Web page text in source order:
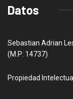
Datos
Sebastian Adrian
(M.P: 14737)
Propiedad